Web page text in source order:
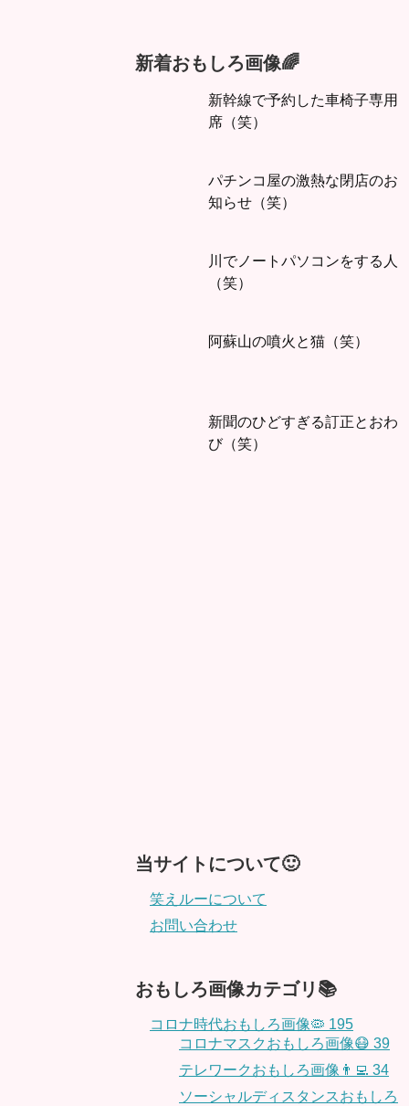
新着おもしろ画像🌈
新幹線で予約した車椅子専用
席（笑）
パチンコ屋の激熱な閉店のお
知らせ（笑）
川でノートパソコンをする人
（笑）
阿蘇山の噴火と猫（笑）
新聞のひどすぎる訂正とおわ
び（笑）
当サイトについて🙂
笑えルーについて
お問い合わせ
おもしろ画像カテゴリ📚
コロナ時代おもしろ画像🦠 195
コロナマスクおもしろ画像😷 39
テレワークおもしろ画像👨‍💻 34
ソーシャルディスタンスおもしろ